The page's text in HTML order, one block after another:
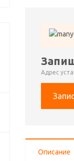
Адрес
Описание